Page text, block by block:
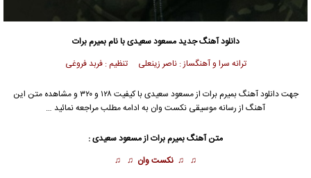
دانلود آهنگ جدیدمسعود سعیدیبا نام بمیرم برات
ترانه سرا و آهنگساز : ناصر زینعلی تنظیم : فربد فروغی
جهت دانلود آهنگ بمیرم برات ازمسعود سعیدی
با کیفیت ۱۲۸ و ۳۲۰ و مشاهده متن این
آهنگ از رسانه موسیقی نکست وان به ادامه مطلب مراجعه نمائید …
متن آهنگ بمیرم برات ازمسعود سعیدی:
♫ ♫ نکست وان ♫ ♫